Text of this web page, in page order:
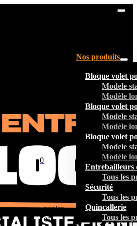
Nos produits
Bloque volet
Modele
Modèle
Bloque volet
Modele
Modèle
Bloque volet
Modele
Modèle
Entrebailleurs
Tous les
Sécurité
Tous les
Quincallerie
Tous les
0
panier
est